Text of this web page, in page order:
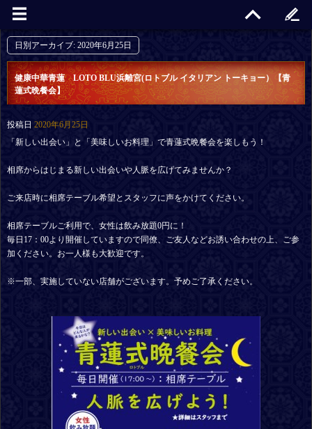
日別アーカイブ: 2020年6月25日
健康中華青蓮 LOTO BLU浜離宮(ロトブル イタリアン トーキョー）【青
蓮式晩餐会】
投稿日 2020年6月25日
「新しい出会い」と「美味しいお料理」で青蓮式晩餐会を楽しもう！
相席からはじまる新しい出会いや人脈を広げてみませんか？
ご来店時に相席テーブル希望とスタッフに声をかけてください。
相席テーブルご利用で、女性は飲み放題0円に！
毎日17：00より開催していますので同僚、ご友人などお誘い合わせの上、ご参
加ください。お一人様も大歓迎です。
※一部、実施していない店舗がございます。予めご了承ください。